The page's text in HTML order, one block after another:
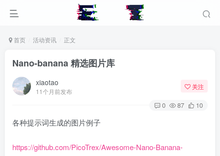
首页 活动资讯 正文
Nano-banana 精选图片库
xiaotao
11个月前发布
关注
0 87 10
各种提示词生成的图片例子
https://github.com/PicoTrex/Awesome-Nano-Banana-